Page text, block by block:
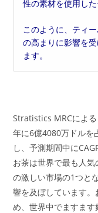
性の素材を使用し
このように、ティ
の高まりに影響を
ます。
Stratistics MRCによ
年に6億4080万ドルを
し、予測期間中に
お茶は世界で最も人
の激しい市場の1つと
響を及ぼしています
め、世界中でますま